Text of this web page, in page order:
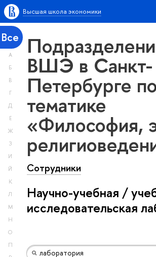
Высшая школа экономики
Все
А
Б
В
Г
Д
Е
Ж
З
И
Й
К
Л
М
Н
О
П
ВШЭ в Санкт-
Петербурге
тематике
«Философия,
Сотрудники
Научно-учебная /
исследовательская